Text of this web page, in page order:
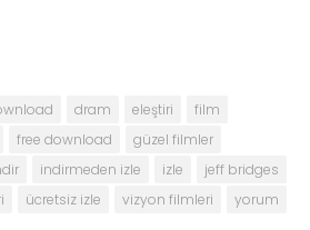
dram eleştiri
film
free download
güzel filmler
indirmeden izle izle
jeff bridges
ücretsiz izle vizyon filmleri yorum